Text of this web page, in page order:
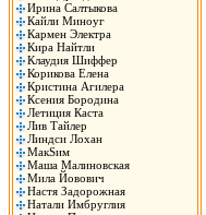
Ирина Салтыкова
Кайли Миноуг
Кармен Электра
Кира Найтли
Клаудия Шиффер
Корикова Елена
Кристина Агилера
Ксения Бородина
Летиция Каста
Лив Тайлер
Линдси Лохан
МакSим
Маша Малиновская
Мила Йовович
Настя Задорожная
Натали Имбруглия